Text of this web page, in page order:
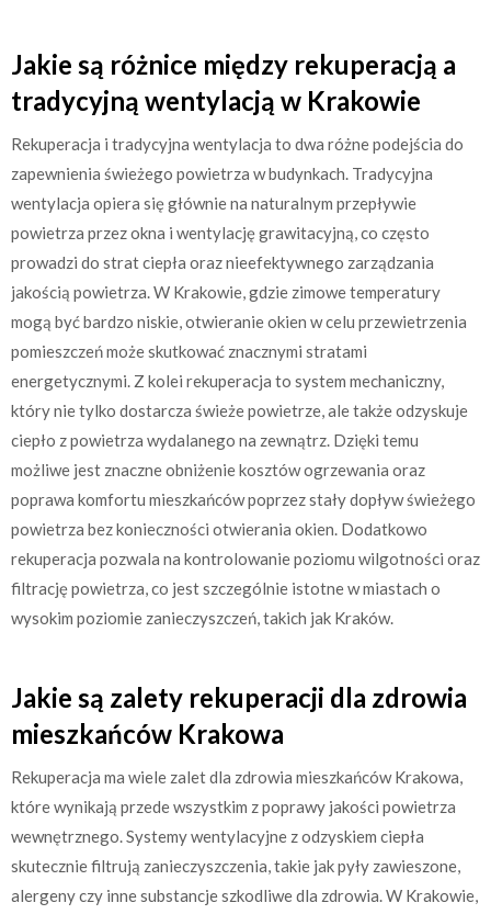
Jakie są różnice między rekuperacją a
tradycyjną wentylacją w Krakowie
Rekuperacja i tradycyjna wentylacja to dwa różne podejścia do
zapewnienia świeżego powietrza w budynkach. Tradycyjna
wentylacja opiera się głównie na naturalnym przepływie
powietrza przez okna i wentylację grawitacyjną, co często
prowadzi do strat ciepła oraz nieefektywnego zarządzania
jakością powietrza. W Krakowie, gdzie zimowe temperatury
mogą być bardzo niskie, otwieranie okien w celu przewietrzenia
pomieszczeń może skutkować znacznymi stratami
energetycznymi. Z kolei rekuperacja to system mechaniczny,
który nie tylko dostarcza świeże powietrze, ale także odzyskuje
ciepło z powietrza wydalanego na zewnątrz. Dzięki temu
możliwe jest znaczne obniżenie kosztów ogrzewania oraz
poprawa komfortu mieszkańców poprzez stały dopływ świeżego
powietrza bez konieczności otwierania okien. Dodatkowo
rekuperacja pozwala na kontrolowanie poziomu wilgotności oraz
filtrację powietrza, co jest szczególnie istotne w miastach o
wysokim poziomie zanieczyszczeń, takich jak Kraków.
Jakie są zalety rekuperacji dla zdrowia
mieszkańców Krakowa
Rekuperacja ma wiele zalet dla zdrowia mieszkańców Krakowa,
które wynikają przede wszystkim z poprawy jakości powietrza
wewnętrznego. Systemy wentylacyjne z odzyskiem ciepła
skutecznie filtrują zanieczyszczenia, takie jak pyły zawieszone,
alergeny czy inne substancje szkodliwe dla zdrowia. W Krakowie,